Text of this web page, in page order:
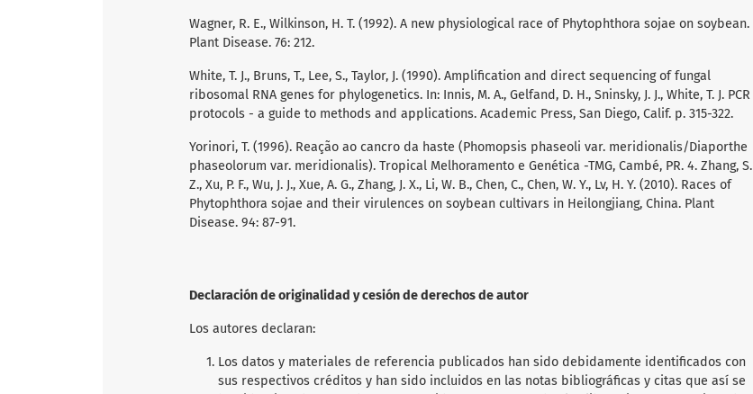
Wagner, R. E., Wilkinson, H. T. (1992). A new physiological race of Phytophthora sojae on soybean.
Plant Disease. 76: 212.
White, T. J., Bruns, T., Lee, S., Taylor, J. (1990). Amplification and direct sequencing of fungal
ribosomal RNA genes for phylogenetics. In: Innis, M. A., Gelfand, D. H., Sninsky, J. J., White, T. J. PCR
protocols - a guide to methods and applications. Academic Press, San Diego, Calif. p. 315-322.
Yorinori, T. (1996). Reação ao cancro da haste (Phomopsis phaseoli var. meridionalis/Diaporthe
phaseolorum var. meridionalis). Tropical Melhoramento e Genética -TMG, Cambé, PR. 4. Zhang, S.
Z., Xu, P. F., Wu, J. J., Xue, A. G., Zhang, J. X., Li, W. B., Chen, C., Chen, W. Y., Lv, H. Y. (2010). Races of
Phytophthora sojae and their virulences on soybean cultivars in Heilongjiang, China. Plant
Disease. 94: 87-91.
Declaración de originalidad y cesión de derechos de autor
Los autores declaran:
Los datos y materiales de referencia publicados han sido debidamente identificados con
sus respectivos créditos y han sido incluidos en las notas bibliográficas y citas que así se